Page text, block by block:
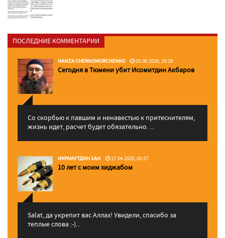
ПОСЛЕДНИЕ КОММЕНТАРИИ
HAMZA CHERNOMORCHENKO 03.06.2026, 23:29
Сегодня в Тюмени убит Исомитдин Акбаров
Со скорбью к павшим и ненавестью к притеснителям,
жизнь идет, расчет будет обязательно. ...
ИКРАМУТДИН ХАН 17.04.2025, 00:27
10 лет с моим хиджабом
Salat, да укрепит вас Аллаx! Увидели, спасибо за
теплые слова :-)...